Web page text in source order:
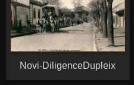
Novi-DiligenceDupleix